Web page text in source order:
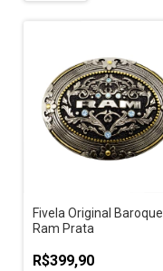
Fivela Original Baroque
Ram Prata
R$399,90